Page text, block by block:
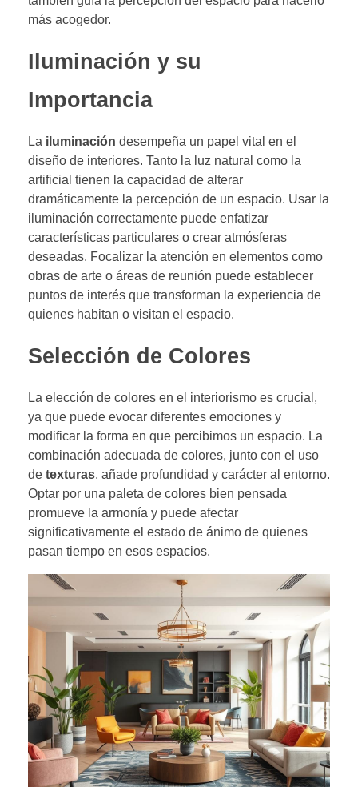
más acogedor.
Iluminación y su
Importancia
La iluminación desempeña un papel vital en el
diseño de interiores. Tanto la luz natural como la
artificial tienen la capacidad de alterar
dramáticamente la percepción de un espacio. Usar la
iluminación correctamente puede enfatizar
características particulares o crear atmósferas
deseadas. Focalizar la atención en elementos como
obras de arte o áreas de reunión puede establecer
puntos de interés que transforman la experiencia de
quienes habitan o visitan el espacio.
Selección de Colores
La elección de colores en el interiorismo es crucial,
ya que puede evocar diferentes emociones y
modificar la forma en que percibimos un espacio. La
combinación adecuada de colores, junto con el uso
de texturas, añade profundidad y carácter al entorno.
Optar por una paleta de colores bien pensada
promueve la armonía y puede afectar
significativamente el estado de ánimo de quienes
pasan tiempo en esos espacios.